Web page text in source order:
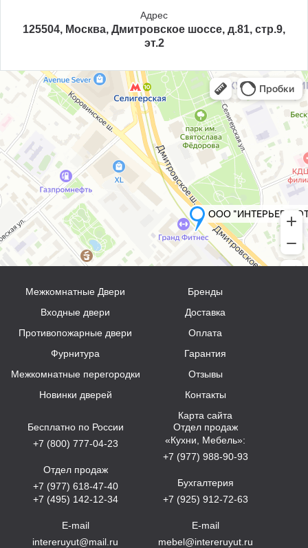
Адрес
125504, Москва, Дмитровское шоссе, д.81, стр.9,
эт.2
Межкомнатные Двери
Входные двери
Противопожарные двери
Фурнитура
Межкомнатные перегородки
Новинки дверей
Бренды
Доставка
Оплата
Гарантия
Отзывы
Контакты
Карта сайта
Бесплатно по России
+7 (800) 777-04-23
Отдел продаж
+7 (977) 618-47-40
+7 (495) 142-12-34
E-mail
intereruyut@mail.ru
Отдел продаж
«Кухни, Мебель»:
+7 (977) 988-90-93
Бухгалтерия
+7 (925) 912-72-63
E-mail
mebel@intereruyut.ru